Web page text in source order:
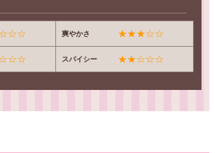
爽やかさ ★★★☆☆
スパイシー ★★☆☆☆